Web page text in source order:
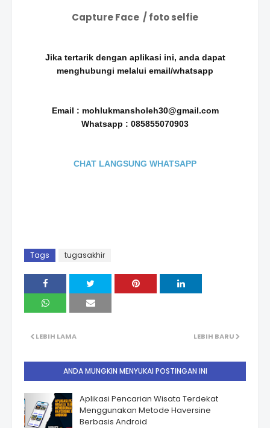
Capture Face / foto selfie
Jika tertarik dengan aplikasi ini, anda dapat
menghubungi melalui email/whatsapp
Email : mohlukmansholeh30@gmail.com
Whatsapp : 085855070903
CHAT LANGSUNG WHATSAPP
Tags tugasakhir
LEBIH BARU
LEBIH LAMA
ANDA MUNGKIN MENYUKAI POSTINGAN INI
Aplikasi Pencarian Wisata Terdekat
Menggunakan Metode Haversine
Berbasis Android